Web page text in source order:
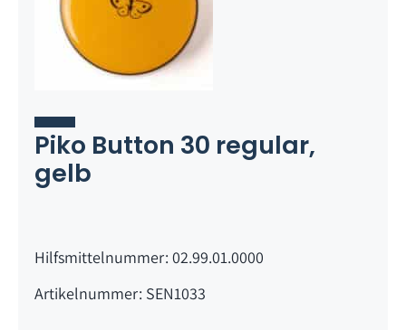
Piko Button 30 regular,
gelb
Hilfsmittelnummer: 02.99.01.0000
Artikelnummer: SEN1033